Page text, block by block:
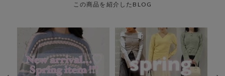
この商品を紹介したBLOG